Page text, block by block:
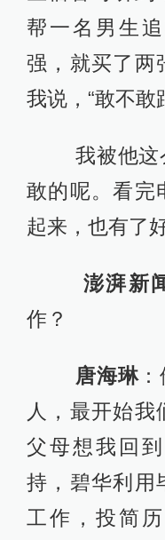
帮一名男生
强，就买了两
我说，“敢不敢
我被他这么
敢的呢。看完
起来，也有了
澎湃新
作？
唐海琳：
人，最开始
父母想我回
持，碧华利用
工作，投简